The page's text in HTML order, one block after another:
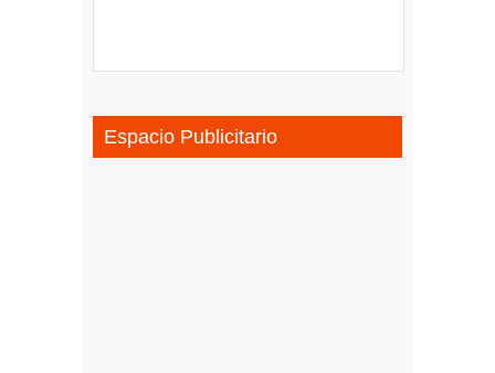
Espacio Publicitario